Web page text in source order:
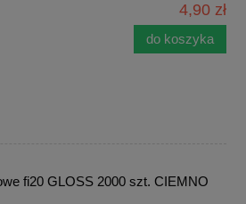
4,90 zł
do koszyka
fi20 GLOSS 2000 szt. CIEMNO